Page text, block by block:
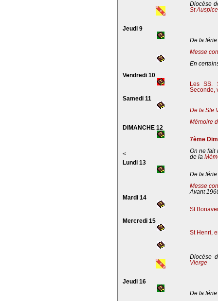
Diocèse
St
Jeudi 9
De la férie
Messe
En
Vendredi 10
Les SS.
Seconde,
Samedi 11
De la Ste
Mémoire
DIMANCHE 12
7ème
<
On ne fait
de la
Lundi 13
De la férie
Messe
Avant
Mardi 14
St
Mercredi 15
St Henri,
Diocèse
Vierge
Jeudi 16
De la férie